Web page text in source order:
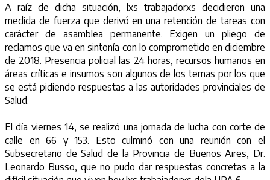
A raíz de dicha situación, lxs trabajadorxs decidieron una
medida de fuerza que derivó en una retención de tareas con
carácter de asamblea permanente. Exigen un pliego de
reclamos que va en sintonía con lo comprometido en diciembre
de 2018. Presencia policial las 24 horas, recursos humanos en
áreas críticas e insumos son algunos de los temas por los que
se está pidiendo respuestas a las autoridades provinciales de
Salud.
El día viernes 14, se realizó una jornada de lucha con corte de
calle en 66 y 153. Esto culminó con una reunión con el
Subsecretario de Salud de la Provincia de Buenos Aires, Dr.
Leonardo Busso, que no pudo dar respuestas concretas a la